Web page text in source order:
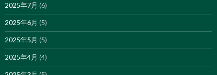
2025年7月 (6)
2025年6月 (5)
2025年5月 (5)
2025年4月 (4)